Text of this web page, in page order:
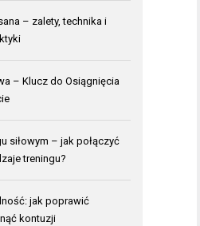
– zalety, technika i
– Klucz do Osiągnięcia
siłowym – jak połączyć
treningu?
jak poprawić
kontuzji